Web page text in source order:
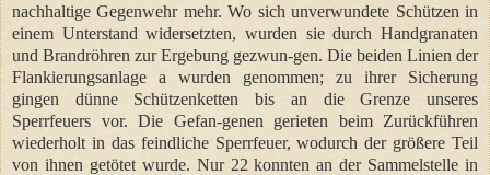
nachhaltige Gegenwehr mehr. Wo sich unverwundete Schützen in
einem Unterstand widersetzten, wurden sie durch Handgranaten
und Brandröhren zur Ergebung gezwun-gen. Die beiden Linien der
Flankierungsanlage a wurden genommen; zu ihrer Sicherung
gingen dünne Schützenketten bis an die Grenze unseres
Sperrfeuers vor. Die Gefan-genen gerieten beim Zurückführen
wiederholt in das feindliche Sperrfeuer, wodurch der größere Teil
von ihnen getötet wurde. Nur 22 konnten an der Sammelstelle in